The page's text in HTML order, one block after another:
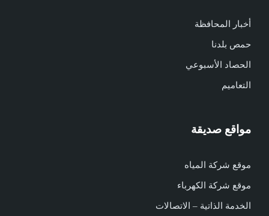
أخبار المحافظة
حمص بلدنا
الحصاد الأسبوعي
التعاميم
مواقع صديقة
موقع شركة المياه
موقع شركة الكهرباء
الخدمة الذاتية – الاتصالات